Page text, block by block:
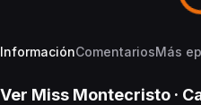
InformaciónComentariosMás
Ver Miss Montecristo ·